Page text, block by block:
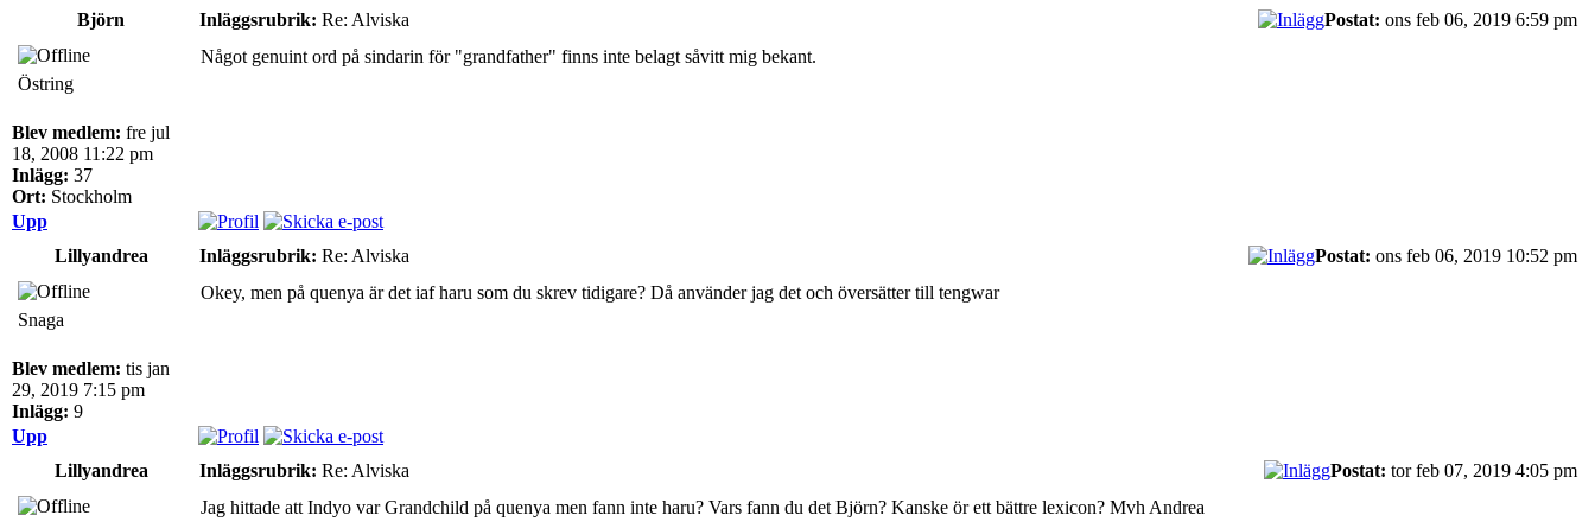
Björn
Inläggsrubrik: Re: Alviska Postat: ons feb 06, 2019 6:59 pm
Östring
Blev medlem: fre jul
18, 2008 11:22 pm
Inlägg: 37
Ort: Stockholm
Något genuint ord på sindarin för "grandfather" finns inte belagt såvitt mig bekant.
Upp
Lillyandrea
Inläggsrubrik: Re: Alviska Postat: ons feb 06, 2019 10:52 pm
Snaga
Blev medlem: tis jan
29, 2019 7:15 pm
Inlägg: 9
Okey, men på quenya är det iaf haru som du skrev tidigare? Då använder jag det och översätter till tengwar
Upp
Lillyandrea
Inläggsrubrik: Re: Alviska Postat: tor feb 07, 2019 4:05 pm
Jag hittade att Indyo var Grandchild på quenya men fann inte haru? Vars fann du det Björn? Kanske ör ett bättre lexicon? Mvh Andrea